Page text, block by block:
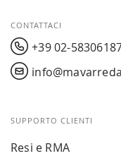
CONTATTACI
+39 02-
SUPPORTO CLIENTI
Resi e RMA